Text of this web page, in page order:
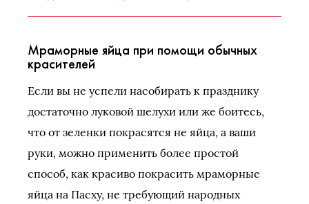
Мраморные яйца при помощи обычных
красителей
Если вы не успели насобирать к празднику
достаточно луковой шелухи или же боитесь,
что от зеленки покрасятся не яйца, а ваши
руки, можно применить более простой
способ, как красиво покрасить мраморные
яйца на Пасху, не требующий народных